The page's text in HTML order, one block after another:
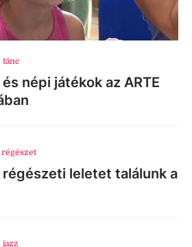
tánc
népi játékok az ARTE
régészet
régészeti leletet találunk a
jazz